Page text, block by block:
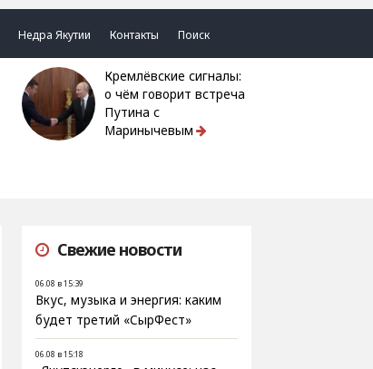
Недра Якутии Контакты Поиск
Кремлёвские сигналы:
о чём говорит встреча
Путина с
Маринычевым
Свежие новости
06.08 в 15:39
Вкус, музыка и энергия: каким
будет третий «СырФест»
06.08 в 15:18